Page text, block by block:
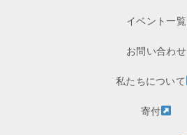
イベント一覧
お問い合わせ
私たちについて
寄付